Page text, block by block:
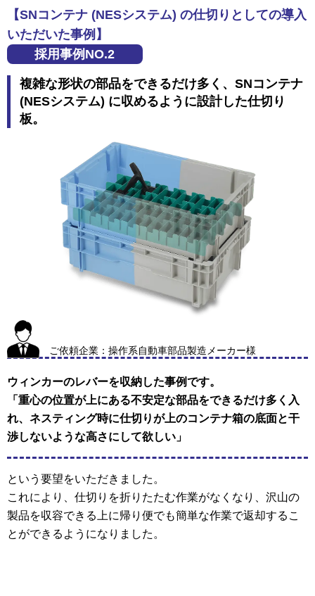
【SNコンテナ (NESシステム) の仕切りとしての導入
いただいた事例】
採用事例NO.2
複雑な形状の部品をできるだけ多く、SNコンテナ
(NESシステム) に収めるように設計した仕切り
板。
ご依頼企業：操作系自動車部品製造メーカー様
ウィンカーのレバーを収納した事例です。
「重心の位置が上にある不安定な部品をできるだけ多く入
れ、ネスティング時に仕切りが上のコンテナ箱の底面と干
渉しないような高さにして欲しい」
という要望をいただきました。
これにより、仕切りを折りたたむ作業がなくなり、沢山の
製品を収容できる上に帰り便でも簡単な作業で返却するこ
とができるようになりました。